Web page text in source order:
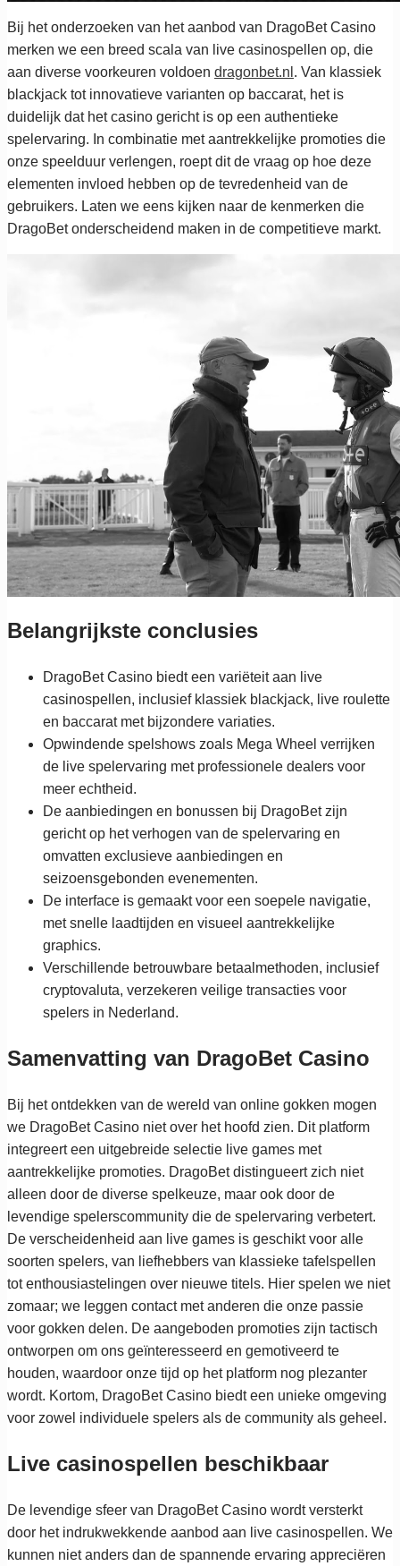
Bij het onderzoeken van het aanbod van DragoBet Casino
merken we een breed scala van live casinospellen op, die
aan diverse voorkeuren voldoen dragonbet.nl . Van klassiek
blackjack tot innovatieve varianten op baccarat, het is
duidelijk dat het casino gericht is op een authentieke
spelervaring. In combinatie met aantrekkelijke promoties die
onze speelduur verlengen, roept dit de vraag op hoe deze
elementen invloed hebben op de tevredenheid van de
gebruikers. Laten we eens kijken naar de kenmerken die
DragoBet onderscheidend maken in de competitieve markt.
Belangrijkste conclusies
DragoBet Casino biedt een variëteit aan live
casinospellen, inclusief klassiek blackjack, live roulette
en baccarat met bijzondere variaties.
Opwindende spelshows zoals Mega Wheel verrijken
de live spelervaring met professionele dealers voor
meer echtheid.
De aanbiedingen en bonussen bij DragoBet zijn
gericht op het verhogen van de spelervaring en
omvatten exclusieve aanbiedingen en
seizoensgebonden evenementen.
De interface is gemaakt voor een soepele navigatie,
met snelle laadtijden en visueel aantrekkelijke
graphics.
Verschillende betrouwbare betaalmethoden, inclusief
cryptovaluta, verzekeren veilige transacties voor
spelers in Nederland.
Samenvatting van DragoBet Casino
Bij het ontdekken van de wereld van online gokken mogen
we DragoBet Casino niet over het hoofd zien. Dit platform
integreert een uitgebreide selectie live games met
aantrekkelijke promoties. DragoBet distingueert zich niet
alleen door de diverse spelkeuze, maar ook door de
levendige spelerscommunity die de spelervaring verbetert.
De verscheidenheid aan live games is geschikt voor alle
soorten spelers, van liefhebbers van klassieke tafelspellen
tot enthousiastelingen over nieuwe titels. Hier spelen we niet
zomaar; we leggen contact met anderen die onze passie
voor gokken delen. De aangeboden promoties zijn tactisch
ontworpen om ons geïnteresseerd en gemotiveerd te
houden, waardoor onze tijd op het platform nog plezanter
wordt. Kortom, DragoBet Casino biedt een unieke omgeving
voor zowel individuele spelers als de community als geheel.
Live casinospellen beschikbaar
De levendige sfeer van DragoBet Casino wordt versterkt
door het indrukwekkende aanbod aan live casinospellen. We
kunnen niet anders dan de spannende ervaring appreciëren